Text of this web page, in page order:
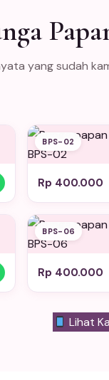
yang sudah
BPS-02
Rp 400.000
BPS-06
Rp 400.000
Lihat